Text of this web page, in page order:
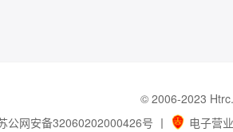
© 2006-2023
公网安备32060202000426号 丨 电子营